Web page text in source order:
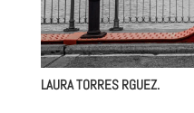
LAURA TORRES RGUEZ.